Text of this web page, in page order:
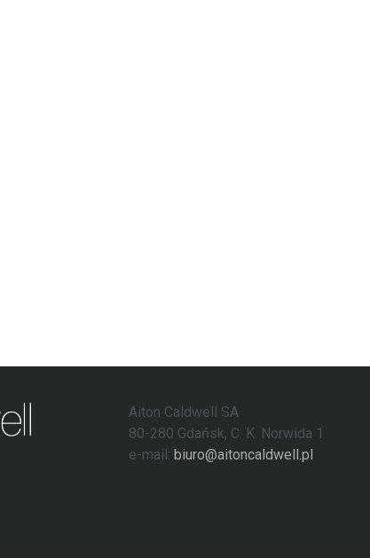
Aiton Caldwell SA
80-280 Gdańsk, C. K. Norwida 1
e-mail: biuro@aitoncaldwell.pl